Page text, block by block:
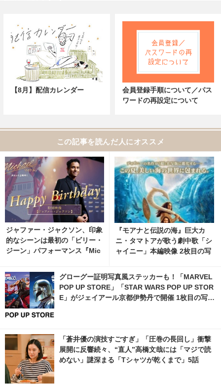
【8月】配信カレンダー
会員登録手順について／パス
ワードの再設定について
この記事を読んだ人にオススメ
ジャファー・ジャクソン、印象
的なシーンは最初の「ビリー・
ジーン」パフォーマンス『Mic
ー動画
『モアナと伝説の海』巨大カ
ニ・タマトアが歌う劇中歌「シ
ャイニー」本編映像 2枚目の写
グローグー証明写真風ステッカーも！「MARVEL
POP UP STORE」「STAR WARS POP UP STOR
E」がジェイアール京都伊勢丹で開催 1枚目の写
「蒼井優の演技すごすぎ」「圧巻の長回し」衝撃
展開に反響続々、“直人”高橋文哉には「マジで読
めない」謎深まる「Tシャツが乾くまで」5話